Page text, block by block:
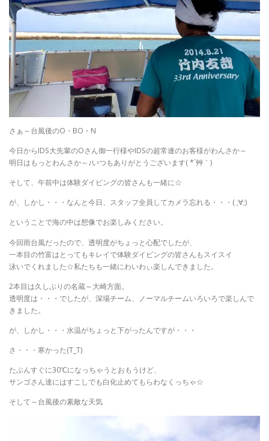
さぁ～台風後のO・BO・N
今日からIDS大先輩のOさん御一行様やIDSの超常連のお客様がわんさか～
明日はもっとわんさか～♪いつもありがとうございます( *´艸｀)
そして、午前中は体験ダイビングの皆さんも一緒に☆
が、しかし・・・なんと今日、スタッフ全員してカメラ忘れる・・・( ;∀;)
ということで海の中は想像でお楽しみください。
今回雨台風だったので、透明度がちょっと心配でしたが、
一本目の竹富はとってもキレイで体験ダイビングの皆さんもスイスイ
泳いでくれました☆私たちも一緒にわいわぃ楽しんできました。
2本目は久しぶりの名蔵～大崎方面。
透明度は・・・でしたが、深場チーム、ノーマルチームいろいろで楽しんで
きました。
が、しかし・・・水温がちょっと下がったんですが・・・
さ・・・寒かった(T_T)
たぶんすぐに30℃になっちゃうとおもうけど、
サンゴさん達にはすこしでも白化止めてもらわなくっちゃ☆
そして～台風後の素敵な天気